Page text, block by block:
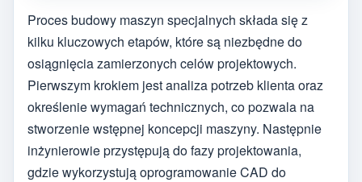
Proces budowy maszyn specjalnych składa się z
kilku kluczowych etapów, które są niezbędne do
osiągnięcia zamierzonych celów projektowych.
Pierwszym krokiem jest analiza potrzeb klienta oraz
określenie wymagań technicznych, co pozwala na
stworzenie wstępnej koncepcji maszyny. Następnie
inżynierowie przystępują do fazy projektowania,
gdzie wykorzystują oprogramowanie CAD do